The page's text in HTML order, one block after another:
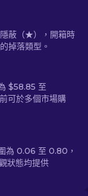
蔽（★），開箱時
掉落類型。
$58.85 至
可於多個市場購
為 0.06 至 0.80，
狀態均提供